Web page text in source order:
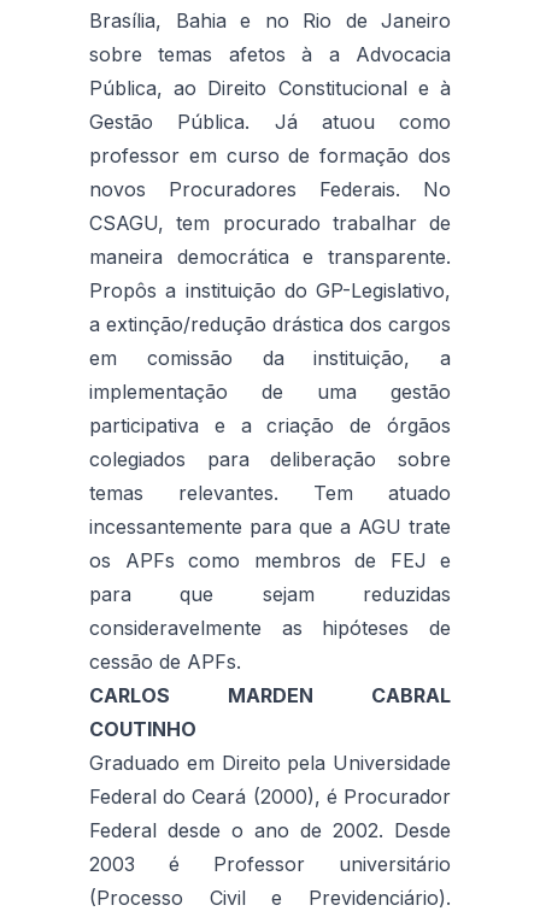
Brasília, Bahia e no Rio de Janeiro
sobre temas afetos à a Advocacia
Pública, ao Direito Constitucional e à
Gestão Pública. Já atuou como
professor em curso de formação dos
novos Procuradores Federais. No
CSAGU, tem procurado trabalhar de
maneira democrática e transparente.
Propôs a instituição do GP-Legislativo,
a extinção/redução drástica dos cargos
em comissão da instituição, a
implementação de uma gestão
participativa e a criação de órgãos
colegiados para deliberação sobre
temas relevantes. Tem atuado
incessantemente para que a AGU trate
os APFs como membros de FEJ e
para que sejam reduzidas
consideravelmente as hipóteses de
cessão de APFs.
CARLOS MARDEN CABRAL
COUTINHO
Graduado em Direito pela Universidade
Federal do Ceará (2000), é Procurador
Federal desde o ano de 2002. Desde
2003 é Professor universitário
(Processo Civil e Previdenciário).